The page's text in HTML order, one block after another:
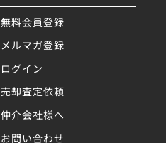
無料会員登録
メルマガ登録
ログイン
売却査定依頼
仲介会社様へ
お問い合わせ